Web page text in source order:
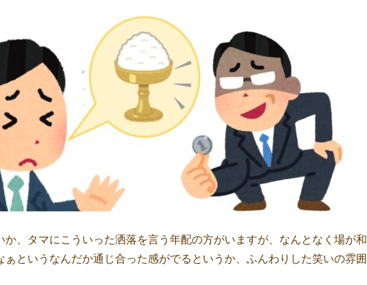
か、タマにこういった洒落を言う年配の方がいますが、なんとなく場が
ぁというなんだか通じ合った感がでるというか、ふんわりした笑いの雰